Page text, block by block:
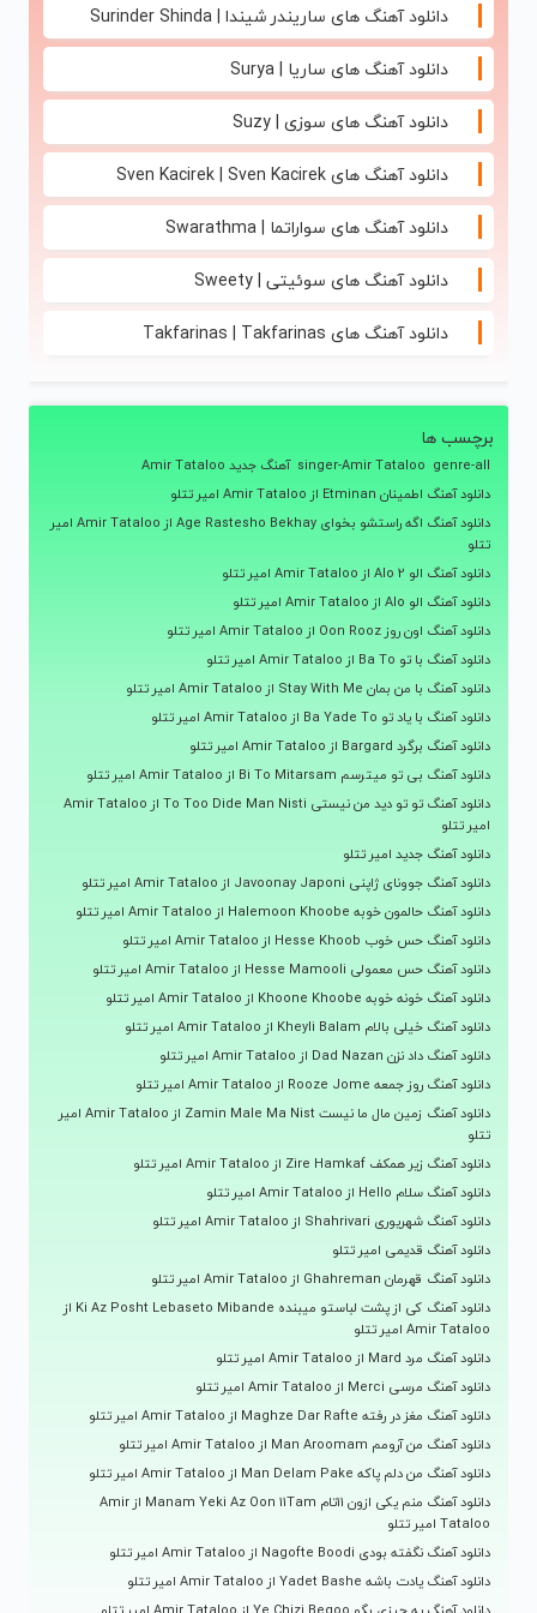
دانلود آهنگ های ساریندر شیندا | Surinder Shinda
دانلود آهنگ های ساریا | Surya
دانلود آهنگ های سوزی | Suzy
دانلود آهنگ های Sven Kacirek | Sven Kacirek
دانلود آهنگ های سواراتما | Swarathma
دانلود آهنگ های سوئیتی | Sweety
دانلود آهنگ های Takfarinas | Takfarinas
برچسب ها
genre-all
singer-Amir Tataloo آهنگ جدید Amir Tataloo
دانلود آهنگ اطمینان Etminan از Amir Tataloo امیر تتلو
دانلود آهنگ اگه راستشو بخوای Age Rastesho Bekhay از Amir Tataloo امیر
تتلو
دانلود آهنگ الو Alo 2 از Amir Tataloo امیر تتلو
دانلود آهنگ الو Alo از Amir Tataloo امیر تتلو
دانلود آهنگ اون روز Oon Rooz از Amir Tataloo امیر تتلو
دانلود آهنگ با تو Ba To از Amir Tataloo امیر تتلو
دانلود آهنگ با من بمان Stay With Me از Amir Tataloo امیر تتلو
دانلود آهنگ با یاد تو Ba Yade To از Amir Tataloo امیر تتلو
دانلود آهنگ برگرد Bargard از Amir Tataloo امیر تتلو
دانلود آهنگ بی تو میترسم Bi To Mitarsam از Amir Tataloo امیر تتلو
دانلود آهنگ تو تو دید من نیستی To Too Dide Man Nisti از Amir Tataloo
امیر تتلو
دانلود آهنگ جدید امیر تتلو
دانلود آهنگ جوونای ژاپنی Javoonay Japoni از Amir Tataloo امیر تتلو
دانلود آهنگ حالمون خوبه Halemoon Khoobe از Amir Tataloo امیر تتلو
دانلود آهنگ حس خوب Hesse Khoob از Amir Tataloo امیر تتلو
دانلود آهنگ حس معمولی Hesse Mamooli از Amir Tataloo امیر تتلو
دانلود آهنگ خونه خوبه Khoone Khoobe از Amir Tataloo امیر تتلو
دانلود آهنگ خیلی بالام Kheyli Balam از Amir Tataloo امیر تتلو
دانلود آهنگ داد نزن Dad Nazan از Amir Tataloo امیر تتلو
دانلود آهنگ روز جمعه Rooze Jome از Amir Tataloo امیر تتلو
دانلود آهنگ زمین مال ما نیست Zamin Male Ma Nist از Amir Tataloo امیر
تتلو
دانلود آهنگ زیر همکف Zire Hamkaf از Amir Tataloo امیر تتلو
دانلود آهنگ سلام Hello از Amir Tataloo امیر تتلو
دانلود آهنگ شهریوری Shahrivari از Amir Tataloo امیر تتلو
دانلود آهنگ قدیمی امیر تتلو
دانلود آهنگ قهرمان Ghahreman از Amir Tataloo امیر تتلو
دانلود آهنگ کی از پشت لباستو میبنده Ki Az Posht Lebaseto Mibande از
Amir Tataloo امیر تتلو
دانلود آهنگ مرد Mard از Amir Tataloo امیر تتلو
دانلود آهنگ مرسی Merci از Amir Tataloo امیر تتلو
دانلود آهنگ مغز در رفته Maghze Dar Rafte از Amir Tataloo امیر تتلو
دانلود آهنگ من آرومم Man Aroomam از Amir Tataloo امیر تتلو
دانلود آهنگ من دلم پاکه Man Delam Pake از Amir Tataloo امیر تتلو
دانلود آهنگ منم یکی ازون 11تام Manam Yeki Az Oon 11Tam از Amir
Tataloo امیر تتلو
دانلود آهنگ نگفته بودی Nagofte Boodi از Amir Tataloo امیر تتلو
دانلود آهنگ یادت باشه Yadet Bashe از Amir Tataloo امیر تتلو